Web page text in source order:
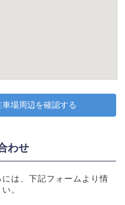
場周辺を確認する
わせ
は、下記フォームより情
。